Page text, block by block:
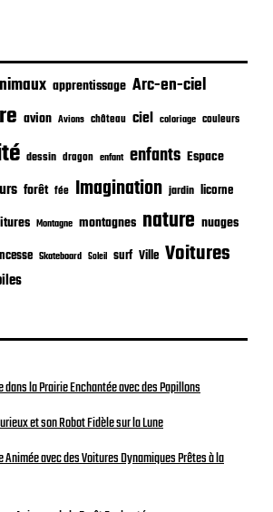
apprentissage Arc-en-ciel
avion Avions château ciel coloriage couleurs
dessin dragon enfant enfants Espace
forêt fée Imagination jardin licorne
Montagne montagnes nature nuages
Skateboard Soleil surf Ville Voitures
dans la Prairie Enchantée avec des Papillons
et son Robot Fidèle sur la Lune
Animée avec des Voitures Dynamiques Prêtes à la